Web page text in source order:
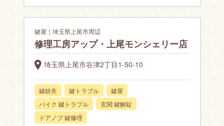
鍵屋｜埼玉県上尾市周辺
修理工房アップ・上尾モンシェリー店
埼玉県上尾市谷津2丁目1-50-10
鍵紛失 鍵トラブル
鍵屋
バイク 鍵トラブル
玄関 鍵解錠
ドアノブ 鍵修理